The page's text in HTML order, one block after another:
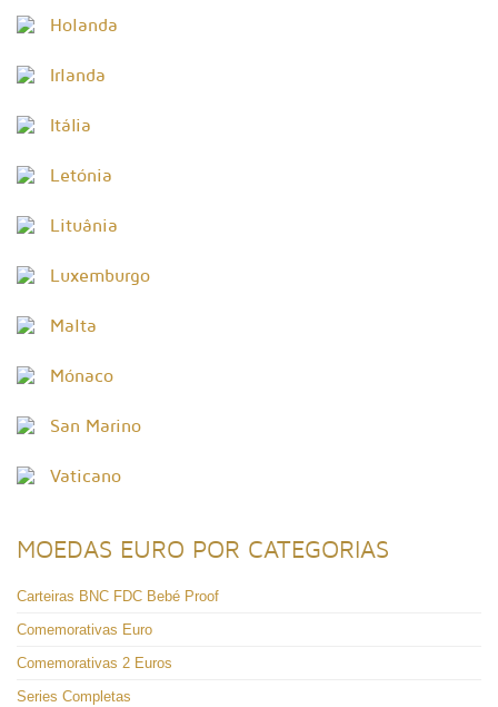
Holanda
Irlanda
Itália
Letónia
Lituânia
Luxemburgo
Malta
Mónaco
San Marino
Vaticano
MOEDAS EURO POR CATEGORIAS
Carteiras BNC FDC Bebé Proof
Comemorativas Euro
Comemorativas 2 Euros
Series Completas